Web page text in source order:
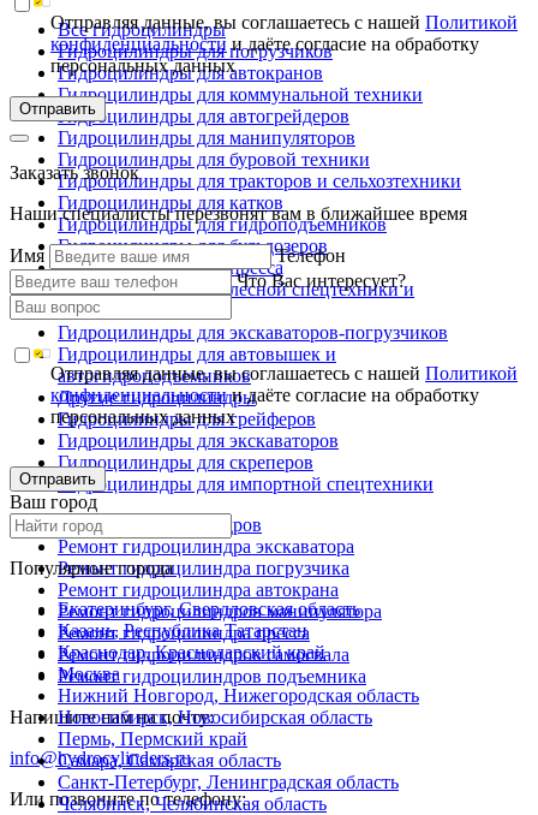
Все гидроцилиндры
Гидроцилиндры для погрузчиков
Гидроцилиндры для автокранов
Гидроцилиндры для коммунальной техники
Гидроцилиндры для автогрейдеров
Гидроцилиндры для манипуляторов
Гидроцилиндры для буровой техники
Гидроцилиндры для тракторов и сельхозтехники
Гидроцилиндры для катков
Гидроцилиндры для гидроподъемников
Гидроцилиндры для бульдозеров
Гидроцилиндры для пресса
Гидроцилиндры для лесной спецтехники и
металловозов
Гидроцилиндры для экскаваторов-погрузчиков
Гидроцилиндры для автовышек и
автогидроподъемников
Другие гидроцилиндры
Гидроцилиндры для грейферов
Гидроцилиндры для экскаваторов
Гидроцилиндры для скреперов
Гидроцилиндры для импортной спецтехники
Ремонт гидроцилиндров
Ремонт гидроцилиндра экскаватора
Ремонт гидроцилиндра погрузчика
Ремонт гидроцилиндра автокрана
Ремонт гидроцилиндров манипулятора
Ремонт гидроцилиндра пресса
Ремонт гидроцилиндров самосвала
Ремонт гидроцилиндров подъемника
Напишите нам на почту:
info@hydrocylinders.ru
Или позвоните по телефону:
Отправляя данные, вы соглашаетесь с нашейПолитикой
конфиденциальностии даёте согласие на обработку
персональных данных
Отправить
Заказать звонок
Наши специалисты перезвонят вам в ближайшее время
Имя
Телефон
Что Вас интересует?
Отправляя данные, вы соглашаетесь с нашейПолитикой
конфиденциальностии даёте согласие на обработку
персональных данных
Отправить
Ваш город
Популярные города
Екатеринбург, Свердловская область
Казань, Республика Татарстан
Краснодар, Краснодарский край
Москва
Нижний Новгород, Нижегородская область
Новосибирск, Новосибирская область
Пермь, Пермский край
Самара, Самарская область
Санкт-Петербург, Ленинградская область
Челябинск, Челябинская область